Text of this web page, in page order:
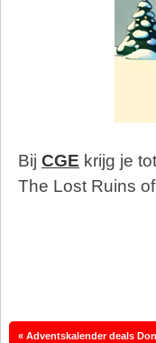
Bij CGE krijg je
The Lost Ruins